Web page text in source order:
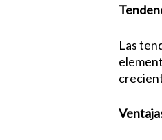
Las